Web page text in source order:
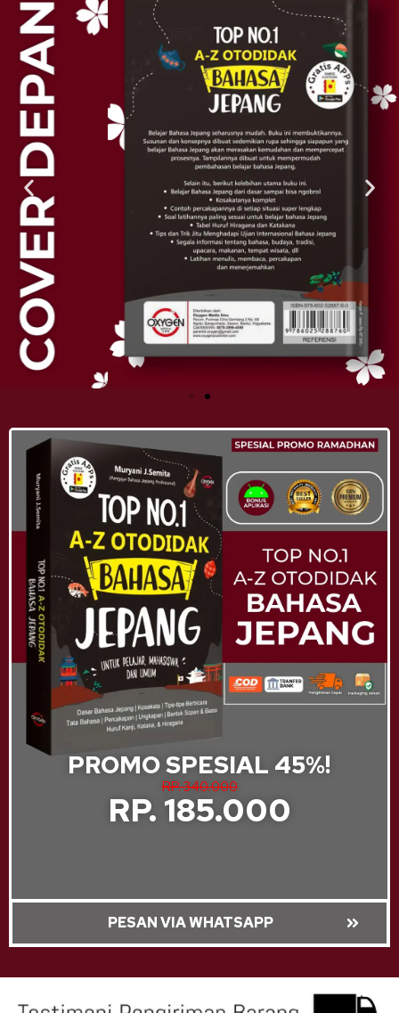
PROMO SPESIAL 45%!
RP. 340.000
RP. 185.000
PESAN VIA WHATSAPP